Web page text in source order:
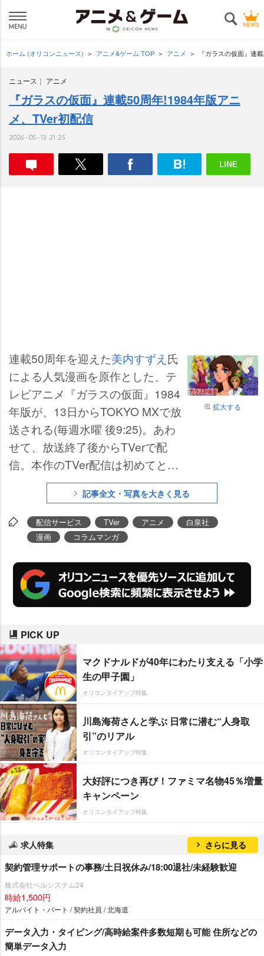
ホーム (オリコンニュース) アニメ&ゲーム TOP アニメ 『ガラスの仮面』連
ニュース アニメ
『ガラスの仮面』連載50周年!1984年版アニ
メ、TVer初配信
2026-05-13 21:25
拡大する
連載50周年を迎えた美内すずえ 氏
による人気漫画を原作とした、テ
レビアニメ『ガラスの仮面』1984
年版が、13日からTOKYO MXで放
送される(毎週水曜 後9:25)。あわ
せて、放送終了後からTVerで配
信。本作のTVer配信は初めてとな
記事全文・写真を大きく見る
配信サービス TVer アニメ
白泉社
漫画
コラムマンガ
PICK UP
マクドナルドが40年にわたり支える「小学
生の甲子園」
オリコンタイアップ特集
川島海荷さんと学ぶ 日常に潜む“人身取
引”のリアル
オリコンタイアップ特集
大好評につき再び！ファミマ名物45％増量
キャンペーン
オリコンタイアップ特集
求人特集 さらに見る
契約管理サポートの事務/土日祝休み/18:00退社/未経験歓迎
株式会社ベルシステム24
時給1,500円
アルバイト・パート / 契約社員 / 北海道
データ入力・タイピング/高時給案件多数短期も可能 住所などの
簡単データ入力